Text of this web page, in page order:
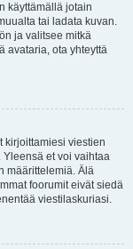
käyttämällä jotain
tai ladata kuvan.
ja valitsee mitkä
avataria, ota yhteyttä
kirjoittamiesi viestien
Yleensä et voi vaihtaa
määrittelemiä. Älä
foorumit eivät siedä
viestilaskuriasi.